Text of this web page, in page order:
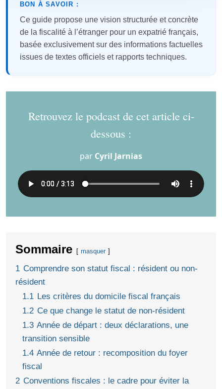
BON À SAVOIR :
Ce guide propose une vision structurée et concrète
de la fiscalité à l’étranger pour un expatrié français,
basée exclusivement sur des informations factuelles
issues de textes officiels et rapports techniques.
Retrouvez le podcast de cet article ci-
dessous :
par Cyril Jarnias
Sommaire masquer
1 Comprendre son statut fiscal : résident ou non-
résident
1.1 Les critères du domicile fiscal français
1.2 Ce que change le statut de non-résident
1.3 Année de départ : deux déclarations, une
transition sensible
1.4 Année de retour : recomposition du foyer
fiscal
2 Conventions fiscales : le cadre pour éviter la